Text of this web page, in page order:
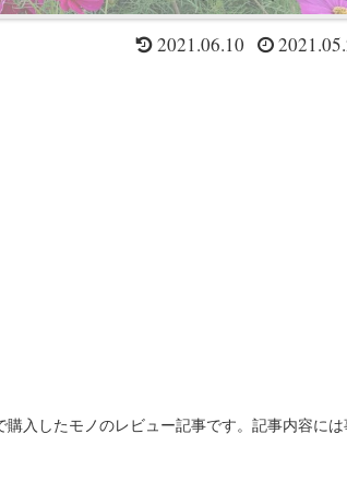
2021.06.10
入したモノのレビュー記事です。記事内容には